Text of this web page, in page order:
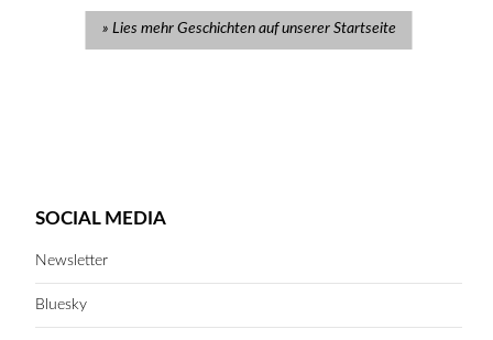
Lies mehr Geschichten auf unserer Startseite
SOCIAL MEDIA
Newsletter
Bluesky